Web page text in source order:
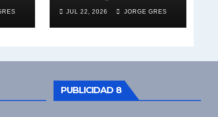
JUL 22, 2026 JORGE GRES
PUBLICIDAD 8